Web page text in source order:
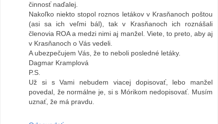
činnosť naďalej.
Nakoľko niekto stopol roznos letákov v Krasňanoch poštou
(asi sa ich veľmi bál), tak v Krasňanoch ich roznášali
členovia ROA a medzi nimi aj manžel. Viete, to preto, aby aj
v Krasňanoch o Vás vedeli.
A ubezpečujem Vás, že to neboli posledné letáky.
Dagmar Kramplová
P.S.
Už si s Vami nebudem viacej dopisovať, lebo manžel
povedal, že normálne je, si s Mórikom nedopisovať. Musím
uznať, že má pravdu.